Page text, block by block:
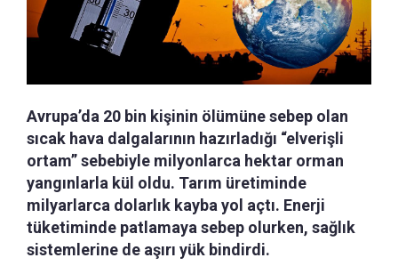
Avrupa’da 20 bin kişinin ölümüne sebep olan
sıcak hava dalgalarının hazırladığı “elverişli
ortam” sebebiyle milyonlarca hektar orman
yangınlarla kül oldu. Tarım üretiminde
milyarlarca dolarlık kayba yol açtı. Enerji
tüketiminde patlamaya sebep olurken, sağlık
sistemlerine de aşırı yük bindirdi.